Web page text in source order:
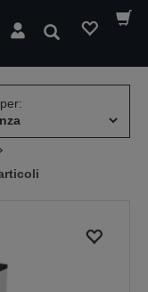
Cerca